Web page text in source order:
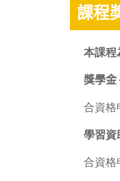
課程
本課程
獎學
合資格
學習
合資